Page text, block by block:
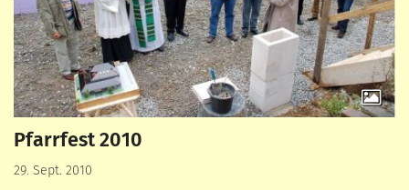
Pfarrfest 2010
29. Sept. 2010